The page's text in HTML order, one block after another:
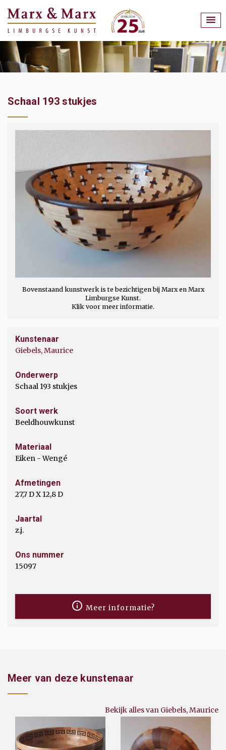
Schaal 193 stukjes
Bovenstaand kunstwerk is te bezichtigen bij Marx en Marx
Limburgse Kunst.
Klik voor meer informatie.
Kunstenaar
Giebels, Maurice
Onderwerp
Schaal 193 stukjes
Soort werk
Beeldhouwkunst
Materiaal
Eiken - Wengé
Afmetingen
27,7 D X 12,8 D
Jaartal
z.j.
Ons nummer
15097
Meer informatie?
Meer van deze kunstenaar
Bekijk alles van Giebels, Maurice